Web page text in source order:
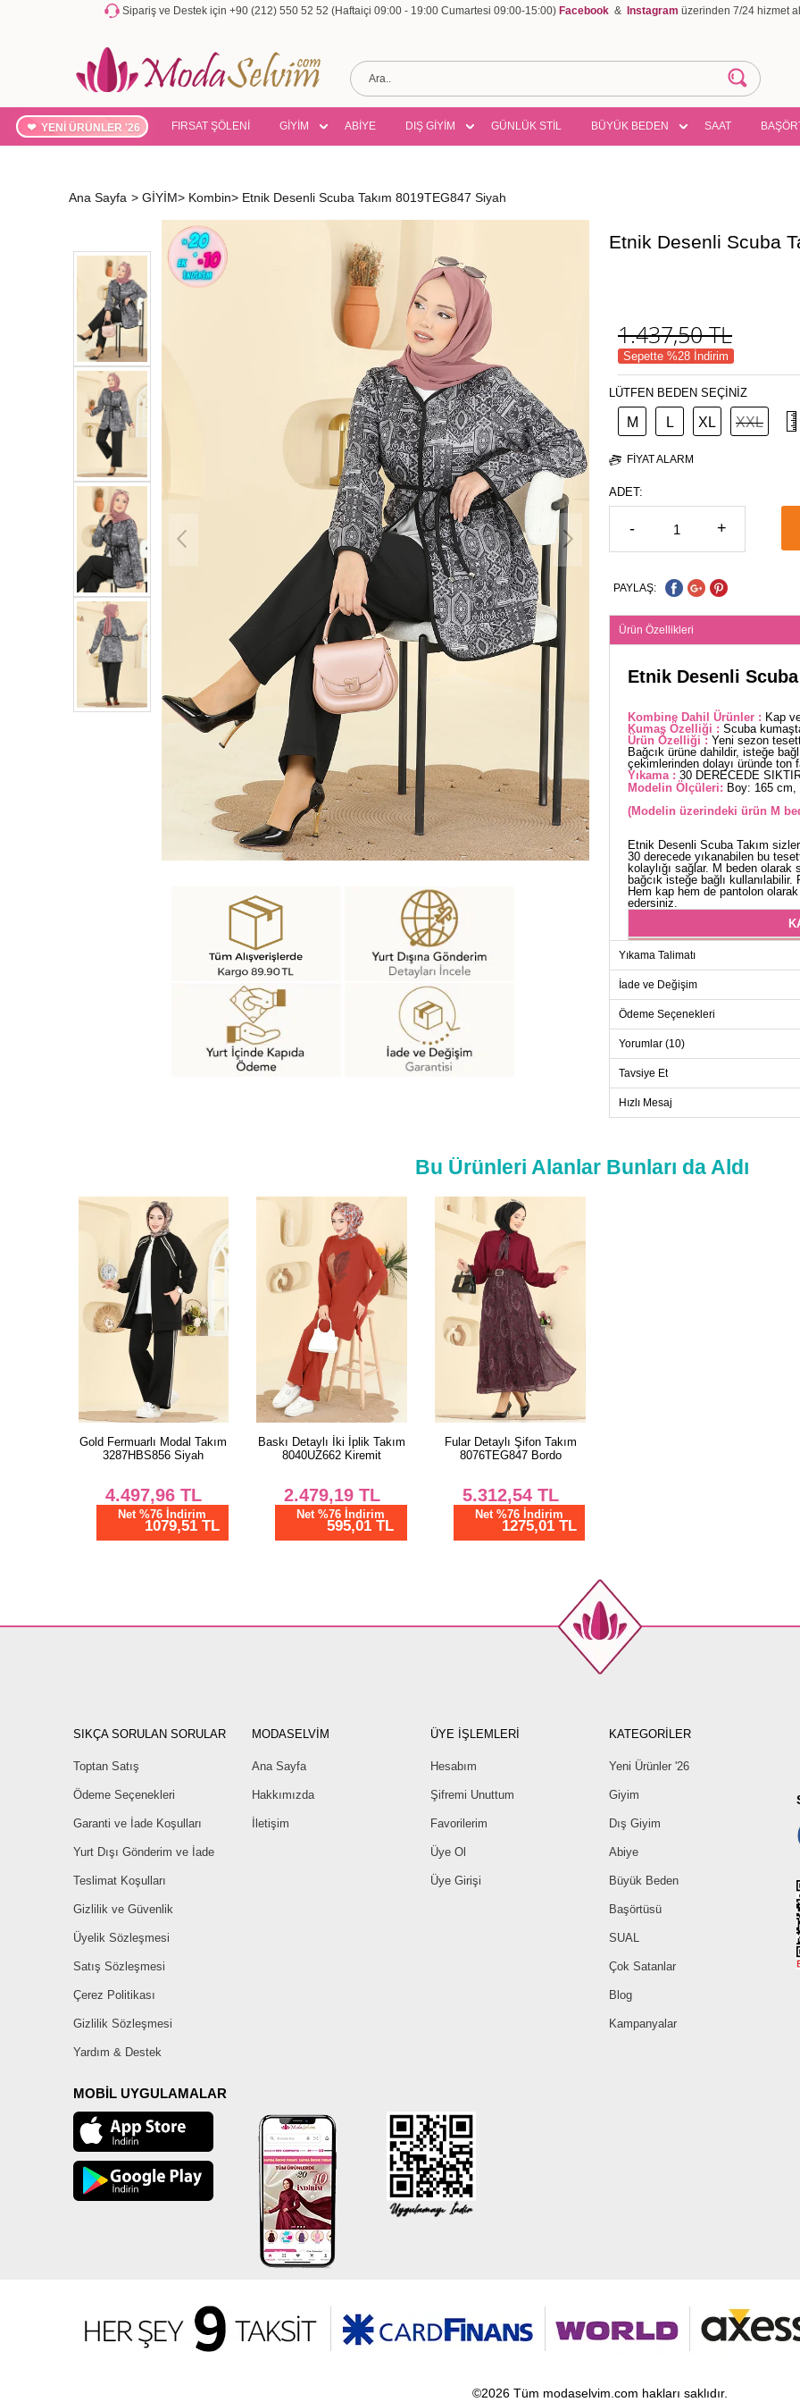
Sipariş ve Destek için +90 (212) 550 52 52 (Haftaiçi 09:00 - 19:00 Cumartesi 09:00-15:00) Facebook & Instagram üzerinden 7/24 hizmet
YENİ ÜRÜNLER '26 FIRSAT ŞÖLENİ GİYİM ABİYE DIŞ GİYİM GÜNLÜK STİL BÜYÜK BEDEN SAAT
Ana Sayfa > GİYİM> Kombin> Etnik Desenli Scuba Takım 8019TEG847 Siyah
Etnik Desenli Scuba
1.437,50TL
Sepette %28 İndirim
LÜTFEN BEDEN SEÇİNİZ
M L XL XXL
FIYAT ALARM
ADET:
- +
PAYLAŞ:
Ürün Özellikleri
Etnik Desenli Scuba
Kombine Dahil Ürünler : Kap
Kumaş Özelliği : Scuba
Ürün Özelliği : Yeni sezon
Bağcık ürüne dahildir, isteğe
çekimlerinden dolayı üründe ton
Yıkama : 30 DERECEDE
Modelin Ölçüleri: Boy: 165
(Modelin üzerindeki ürün M
Etnik Desenli Scuba Takım
30 derecede yıkanabilen bu
kolaylığı sağlar. M beden
bağcık isteğe bağlı
Hem kap hem de pantolon
edersiniz.
M
L
XL
Yıkama Talimatı
İade ve Değişim
Ödeme Seçenekleri
Yorumlar (10)
Tavsiye Et
Hızlı Mesaj
Bu Ürünleri Alanlar Bunları da Aldı
Gold Fermuarlı Modal Takım
3287HBS856 Siyah
4.497,96TL
Net %76 İndirim
1079,51 TL
Baskı Detaylı İki İplik Takım
8040UZ662 Kiremit
2.479,19TL
Net %76 İndirim
595,01 TL
Fular Detaylı Şifon Takım
8076TEG847 Bordo
5.312,54TL
Net %76 İndirim
1275,01 TL
SIKÇA SORULAN SORULAR
Toptan Satış
Ödeme Seçenekleri
Garanti ve İade Koşulları
Yurt Dışı Gönderim ve İade
Teslimat Koşulları
Gizlilik ve Güvenlik
Üyelik Sözleşmesi
Satış Sözleşmesi
Çerez Politikası
Gizlilik Sözleşmesi
Yardım & Destek
MODASELVİM
Ana Sayfa
Hakkımızda
İletişim
ÜYE İŞLEMLERİ
Hesabım
Şifremi Unuttum
Favorilerim
Üye Ol
Üye Girişi
KATEGORİLER
Yeni Ürünler '26
Giyim
Dış Giyim
Abiye
Büyük Beden
Başörtüsü
SUAL
Çok Satanlar
Blog
Kampanyalar
MOBİL UYGULAMALAR
©2026 Tüm modaselvim.com hakları saklıdır.